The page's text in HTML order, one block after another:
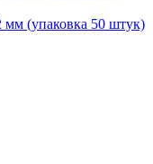
(упаковка 50 штук)